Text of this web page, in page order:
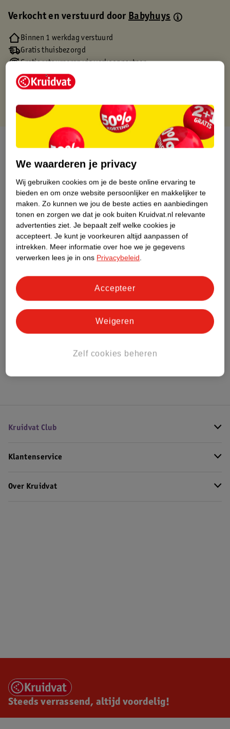
Verkocht en verstuurd doorBabyhuys
Binnen 1 werkdag verstuurd
Gratis thuisbezorgd
Gratis retourneren via verkooppartner.
Gratis punten met je Kruidvat kaart
Over dit product
Productinformatie
Nature Impact Score
Dit product heeft (nog) geen Nature
Impact Score.
Meer informatie
Bestel & Bezorginformatie
Bekijk ook
Kruidvat Club
Klantenservice
Over Kruidvat
Steeds verrassend, altijd voordelig!
We waarderen je privacy
Wij gebruiken cookies om je de beste online ervaring te
bieden en om onze website persoonlijker en makkelijker te
maken. Zo kunnen we jou de beste acties en aanbiedingen
tonen en zorgen we dat je ook buiten Kruidvat.nl relevante
advertenties ziet. Je bepaalt zelf welke cookies je
accepteert. Je kunt je voorkeuren altijd aanpassen of
intrekken. Meer informatie over hoe we je gegevens
verwerken lees je in ons Privacybeleid.
Zelf cookies beheren
Weigeren
Accepteer